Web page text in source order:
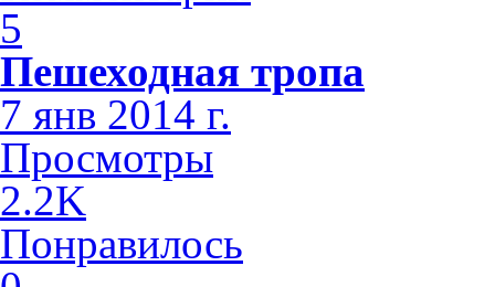
5
Пешеходная тропа
7 янв 2014 г.
Просмотры
2.2K
Понравилось